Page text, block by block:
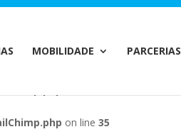
on line 35
on line 35
MOBILIDADE PARCERIAS